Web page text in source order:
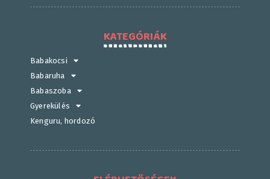
KATEGÓRIÁK
Babakocsi
Babaruha
Babaszoba
Gyerekülés
Kenguru, hordozó